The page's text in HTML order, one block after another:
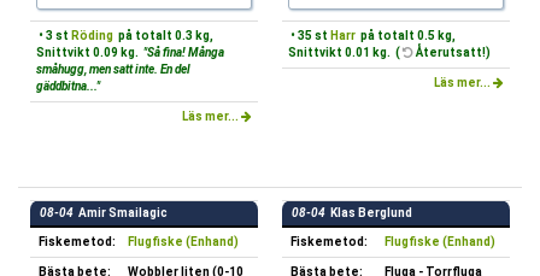
• 3 st Röding på totalt 0.3 kg,
Snittvikt 0.09 kg. "Så fina! Många
småhugg, men satt inte. En del
gäddbitna..."
Läs mer...
• 35 st Harr på totalt 0.5 kg,
Snittvikt 0.01 kg. (
Återutsatt!)
Läs mer...
08-04 Amir Smailagic
Fiskemetod: Flugfiske (Enhand)
Bästa bete:
Wobbler liten (0-10
08-04 Klas Berglund
Fiskemetod: Flugfiske (Enhand)
Bästa bete: Fluga - Torrfluga